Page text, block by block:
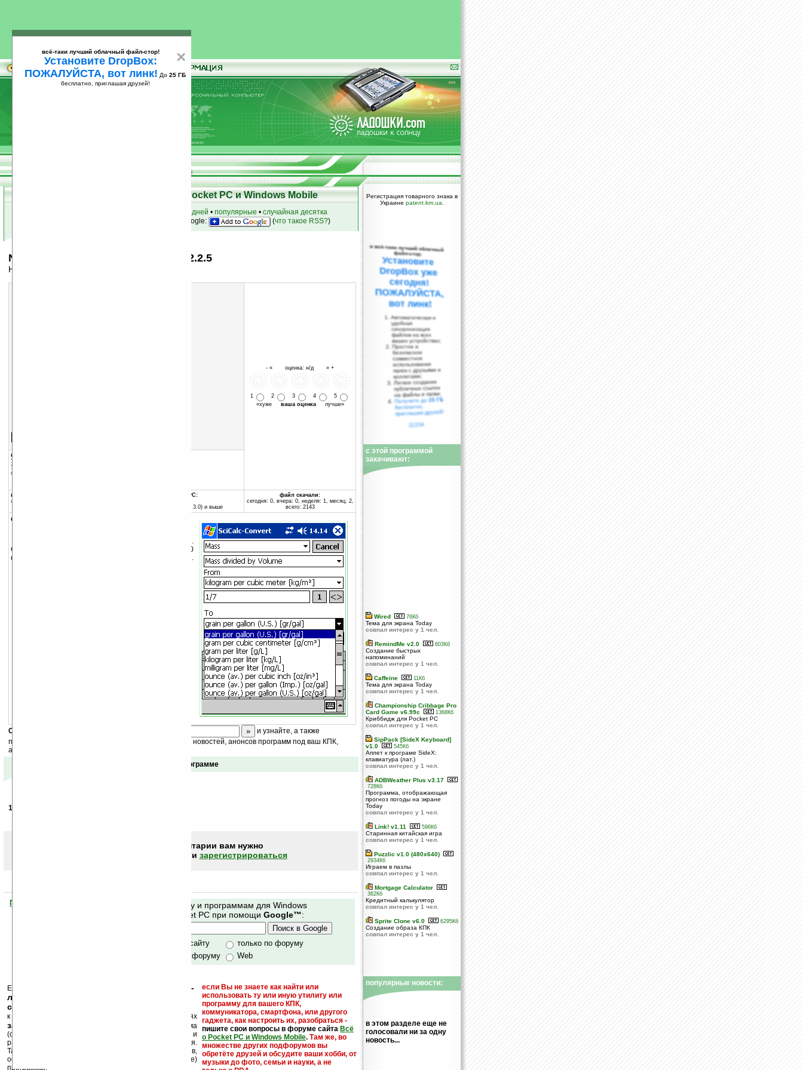
25
Скачать программы для КПК Pocket PC и Windows Mobile
за 7 дней • популярные • случайная десятка
на Google: (что такое RSS?)
Nominated SciCalc for Pocket PC v2.2.5
Научный калькулятор
- « оценка: н/д » +
1 2 3 4
5
«хуже ваша оценкалучше»
группы программы:
Управление информацией
Управление информацией
величин
программа:
шареварная
совместима с Pocket PC:
Pocket PC (Windows CE 3.0) и выше
файл скачали:
сегодня: 0, вчера: 0, неделя: 1, месяц: 2,
всего: 2143
описание:
Научный калькулятор и конвертор величин.
Содержит 170 математических функций, 270
физических констант и 550 единиц конвертирования.
Скоро
и узнайте, а также
получайте ежедневный или еженедельный дайджест новостей, анонсов программ под ваш КПК,
акций сайта на ваш почтовый ящик.
Отзывы о программе
18.05.2005
Чтобы писать комментарии вам нужно
или зарегистрироваться
Помогите Ладошкам стать лучше
Поиск по сайту и программам для Windows
Mobile и Pocket PC при помощи Google™:
только по сайту
только по форуму
по сайту и форуму
Web
Еще раз обращаем внимание, что
кейгены, кряки -
лекарства, серийные номера, ключи и
ссылки на варезные сайты
если Вы не знаете как найти или
использовать ту или иную утилиту или
программу для вашего КПК,
коммуникатора, смартфона, или другого
гаджета, как настроить их, разобраться -
пишите свои вопросы в форуме сайта Всё
о Pocket PC и Windows Mobile. Там же, во
множестве других подфорумов вы
обретёте друзей и обсудите ваши хобби, от
музыки до фото, семьи и науки, а не
к публикации на нашем сайте в комментариях
запрещены
, как и несанкционированная реклама
(спам). Мы поддерживаем авторов программ и
развитие легального программного обеспечения.
Также мы призываем Вас поддерживать авторов,
особенно создающих бесплатные (freeware)
программы.
Регистрация товарного знака в
Украине patent.km.ua
×
всё-таки лучший облачный файл-стор!
Установите DropBox:
ПОЖАЛУЙСТА, вот линк! До 25 ГБ
бесплатно, приглашая друзей!
и всё-таки лучший облачный
файл-стор:
Установите
DropBox уже
сегодня!
ПОЖАЛУЙСТА,
вот линк!
Автоматическая и
удобная
синхронизация
файлов на всех
ваших устройствах;
Простое и
безопасное
совместное
использование
папок с друзьями и
коллегами;
Легкое создание
публичных ссылок
на файлы и папки;
Получите до25 ГБ
бесплатно,
приглашая друзей!
11234
с этой программой
закачивают:
Wired 76Кб
Тема для экрана Today
совпал интерес у 1 чел.
RemindMe v2.0 603Кб
Создание быстрых
напоминаний
совпал интерес у 1 чел.
Caffeine 11Кб
Тема для экрана Today
совпал интерес у 1 чел.
Championship Cribbage Pro
Card Game v6.99c
1368Кб
Криббидж для Pocket PC
совпал интерес у 1 чел.
SipPack [SideX Keyboard]
v1.0
545Кб
Аплет к програме SideX:
клавиатура (лат.)
совпал интерес у 1 чел.
ADBWeather Plus v3.17
728Кб
Программа, отображающая
прогноз погоды на экране
Today
совпал интерес у 1 чел.
Link! v1.11 596Кб
Старинная китайская игра
совпал интерес у 1 чел.
Puzzlic v1.0 (480x640)
2934Кб
Играем в пазлы
совпал интерес у 1 чел.
Mortgage Calculator
362Кб
Кредитный калькулятор
совпал интерес у 1 чел.
Sprite Clone v6.0 6295Кб
Создание образа КПК
совпал интерес у 1 чел.
популярные новости:
в этом разделе еще не
голосовали ни за одну
новость...